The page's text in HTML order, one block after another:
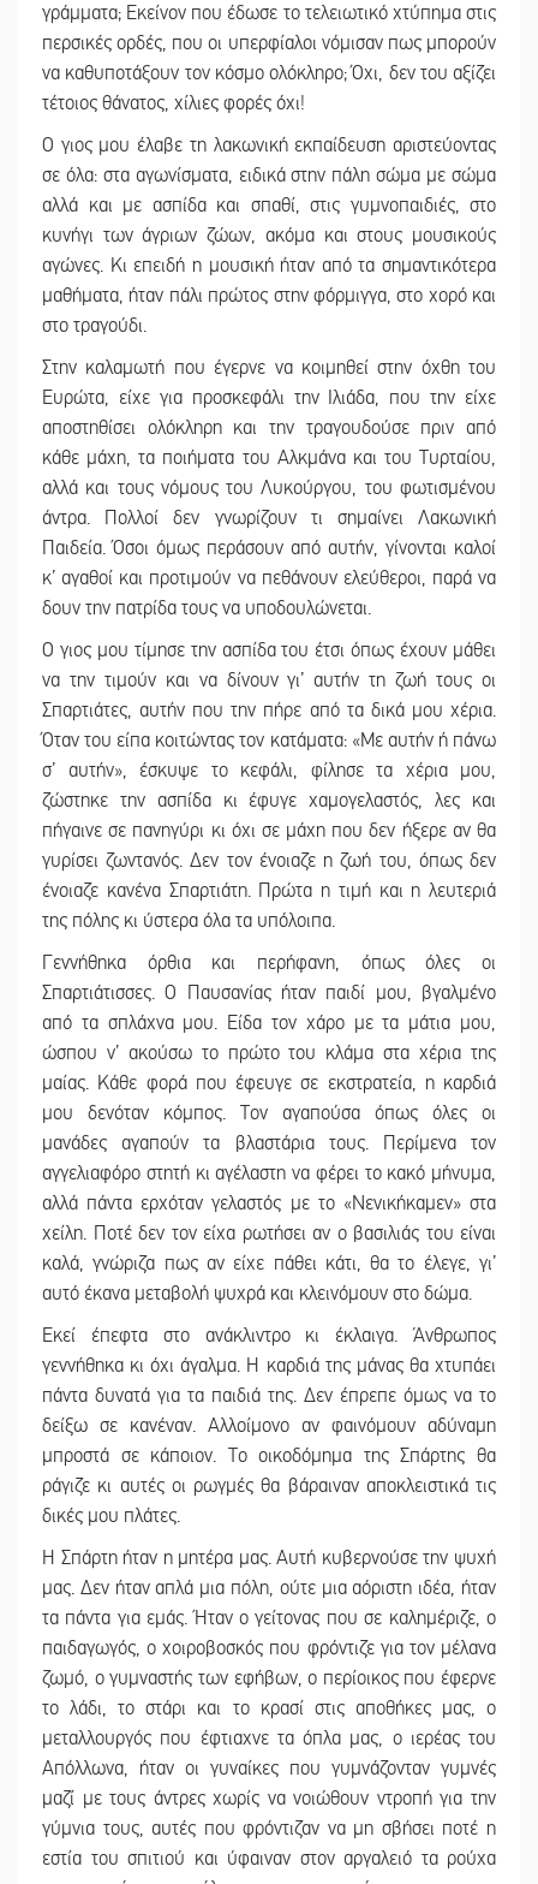
γράμματα; Εκείνον που έδωσε το τελειωτικό χτύπημα στις
περσικές ορδές, που οι υπερφίαλοι νόμισαν πως μπορούν
να καθυποτάξουν τον κόσμο ολόκληρο; Όχι, δεν του αξίζει
τέτοιος θάνατος, χίλιες φορές όχι!
Ο γιος μου έλαβε τη λακωνική εκπαίδευση αριστεύοντας
σε όλα: στα αγωνίσματα, ειδικά στην πάλη σώμα με σώμα
αλλά και με ασπίδα και σπαθί, στις γυμνοπαιδιές, στο
κυνήγι των άγριων ζώων, ακόμα και στους μουσικούς
αγώνες. Κι επειδή η μουσική ήταν από τα σημαντικότερα
μαθήματα, ήταν πάλι πρώτος στην φόρμιγγα, στο χορό και
στο τραγούδι.
Στην καλαμωτή που έγερνε να κοιμηθεί στην όχθη του
Ευρώτα, είχε για προσκεφάλι την Ιλιάδα, που την είχε
αποστηθίσει ολόκληρη και την τραγουδούσε πριν από
κάθε μάχη, τα ποιήματα του Αλκμάνα και του Τυρταίου,
αλλά και τους νόμους του Λυκούργου, του φωτισμένου
άντρα. Πολλοί δεν γνωρίζουν τι σημαίνει Λακωνική
Παιδεία. Όσοι όμως περάσουν από αυτήν, γίνονται καλοί
κ’ αγαθοί και προτιμούν να πεθάνουν ελεύθεροι, παρά να
δουν την πατρίδα τους να υποδουλώνεται.
Ο γιος μου τίμησε την ασπίδα του έτσι όπως έχουν μάθει
να την τιμούν και να δίνουν γι’ αυτήν τη ζωή τους οι
Σπαρτιάτες, αυτήν που την πήρε από τα δικά μου χέρια.
Όταν του είπα κοιτώντας τον κατάματα: «Με αυτήν ή πάνω
σ’ αυτήν», έσκυψε το κεφάλι, φίλησε τα χέρια μου,
ζώστηκε την ασπίδα κι έφυγε χαμογελαστός, λες και
πήγαινε σε πανηγύρι κι όχι σε μάχη που δεν ήξερε αν θα
γυρίσει ζωντανός. Δεν τον ένοιαζε η ζωή του, όπως δεν
ένοιαζε κανένα Σπαρτιάτη. Πρώτα η τιμή και η λευτεριά
της πόλης κι ύστερα όλα τα υπόλοιπα.
Γεννήθηκα όρθια και περήφανη, όπως όλες οι
Σπαρτιάτισσες. Ο Παυσανίας ήταν παιδί μου, βγαλμένο
από τα σπλάχνα μου. Είδα τον χάρο με τα μάτια μου,
ώσπου ν’ ακούσω το πρώτο του κλάμα στα χέρια της
μαίας. Κάθε φορά που έφευγε σε εκστρατεία, η καρδιά
μου δενόταν κόμπος. Τον αγαπούσα όπως όλες οι
μανάδες αγαπούν τα βλαστάρια τους. Περίμενα τον
αγγελιαφόρο στητή κι αγέλαστη να φέρει το κακό μήνυμα,
αλλά πάντα ερχόταν γελαστός με το «Νενικήκαμεν» στα
χείλη. Ποτέ δεν τον είχα ρωτήσει αν ο βασιλιάς του είναι
καλά, γνώριζα πως αν είχε πάθει κάτι, θα το έλεγε, γι’
αυτό έκανα μεταβολή ψυχρά και κλεινόμουν στο δώμα.
Εκεί έπεφτα στο ανάκλιντρο κι έκλαιγα. Άνθρωπος
γεννήθηκα κι όχι άγαλμα. Η καρδιά της μάνας θα χτυπάει
πάντα δυνατά για τα παιδιά της. Δεν έπρεπε όμως να το
δείξω σε κανέναν. Αλλοίμονο αν φαινόμουν αδύναμη
μπροστά σε κάποιον. Το οικοδόμημα της Σπάρτης θα
ράγιζε κι αυτές οι ρωγμές θα βάραιναν αποκλειστικά τις
δικές μου πλάτες.
Η Σπάρτη ήταν η μητέρα μας. Αυτή κυβερνούσε την ψυχή
μας. Δεν ήταν απλά μια πόλη, ούτε μια αόριστη ιδέα, ήταν
τα πάντα για εμάς. Ήταν ο γείτονας που σε καλημέριζε, ο
παιδαγωγός, ο χοιροβοσκός που φρόντιζε για τον μέλανα
ζωμό, ο γυμναστής των εφήβων, ο περίοικος που έφερνε
το λάδι, το στάρι και το κρασί στις αποθήκες μας, ο
μεταλλουργός που έφτιαχνε τα όπλα μας, ο ιερέας του
Απόλλωνα, ήταν οι γυναίκες που γυμνάζονταν γυμνές
μαζί με τους άντρες χωρίς να νοιώθουν ντροπή για την
γύμνια τους, αυτές που φρόντιζαν να μη σβήσει ποτέ η
εστία του σπιτιού και ύφαιναν στον αργαλειό τα ρούχα